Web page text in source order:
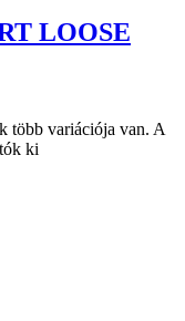
LOOSE
több variációja van. A
ki